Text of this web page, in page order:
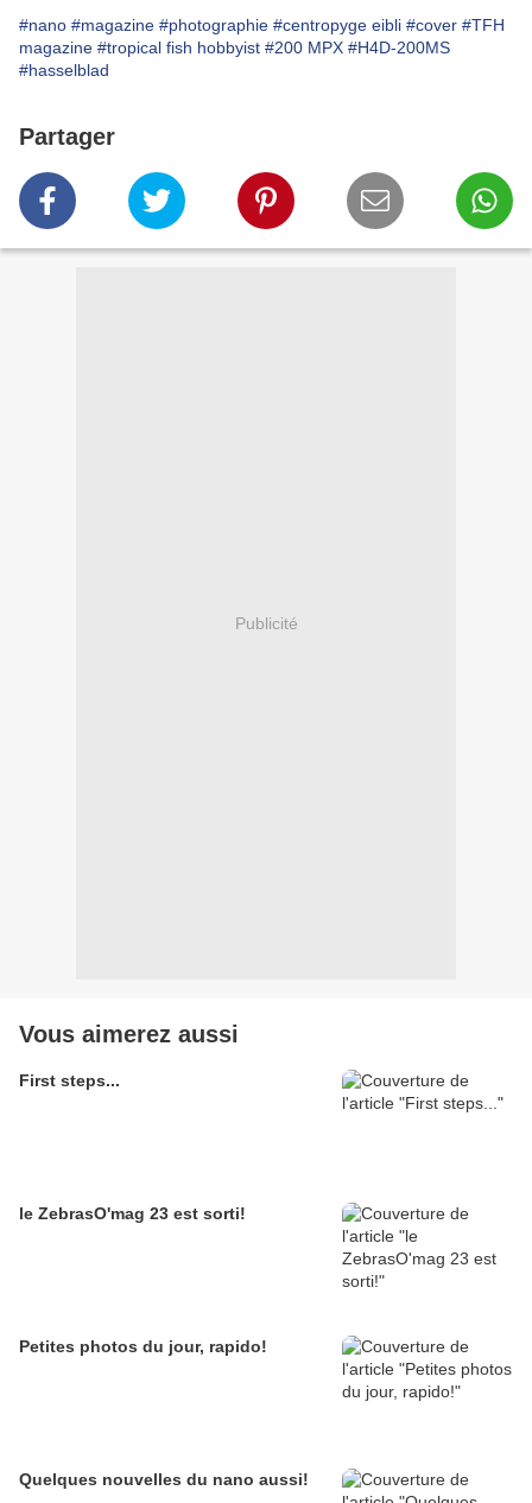
#nano #magazine #photographie #centropyge eibli #cover #TFH
magazine #tropical fish hobbyist #200 MPX #H4D-200MS
#hasselblad
Partager
Publicité
Vous aimerez aussi
First steps...
le ZebrasO'mag 23 est sorti!
Petites photos du jour, rapido!
Quelques nouvelles du nano aussi!